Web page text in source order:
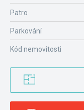
Patro
Parkování
Kód nemovitosti